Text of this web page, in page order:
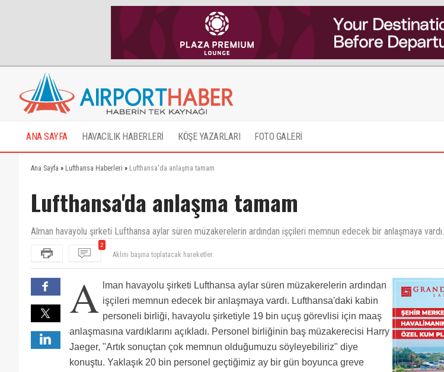
ANA SAYFA HAVACILIK HABERLERİ KÖŞE YAZARLARI FOTO GALERİ
Ana Sayfa » Lufthansa Haberleri » Lufthansa'da anlaşma tamam
Lufthansa'da anlaşma tamam
Alman havayolu şirketi Lufthansa aylar süren müzakerelerin ardından işçileri memnun edecek bir anlaşmaya vardı.
2
Aklını başına toplatacak hareketler.
Bizde nerde,ancak konuşmasını bilirler ...ama imza saatinden 1saat önce koştur koştur alana gelenler olur..
A
lman havayolu şirketi Lufthansa aylar süren müzakerelerin ardından
işçileri memnun edecek bir anlaşmaya vardı. Lufthansa'daki kabin
personeli birliği, havayolu şirketiyle 19 bin uçuş görevlisi için maaş
anlaşmasına vardıklarını açıkladı. Personel birliğinin baş müzakerecisi Harry
Jaeger, "Artık sonuçtan çok memnun olduğumuzu söyleyebiliriz" diye
konuştu. Yaklaşık 20 bin personel geçtiğimiz ay bir gün boyunca greve